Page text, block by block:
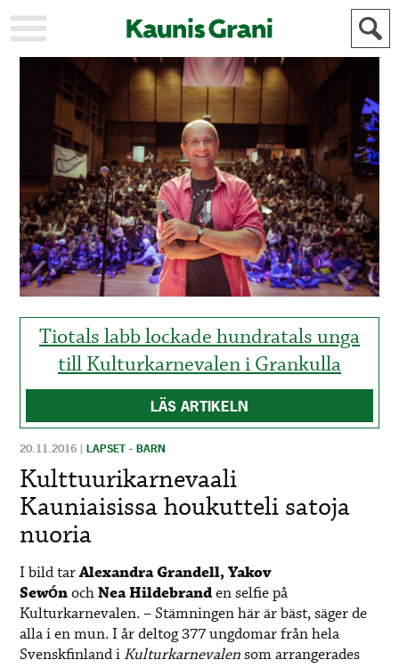
KAUPUNKI
STADEN
AJANKOHTAISTA
AKTUELLT
URHEILU
IDROTT
KULTTUURI
KULTUR
HISTORIA
HISTORIA
YLEINEN
ALLMÄN
MAINOSTAJILLE
FÖR
ANNONSÖRER
Tiotals labb lockade hundratals unga
till Kulturkarnevalen i Grankulla
LÄS ARTIKELN
20.11.2016 |LAPSET - BARN
Kulttuurikarnevaali
Kauniaisissa houkutteli satoja
nuoria
I bild tarAlexandra Grandell, Yakov
SewónochNea Hildebranden selfie på
Kulturkarnevalen. – Stämningen här är bäst, säger de
alla i en mun. I år deltog 377 ungdomar från hela
Svenskfinland i Kulturkarnevalensom arrangerades